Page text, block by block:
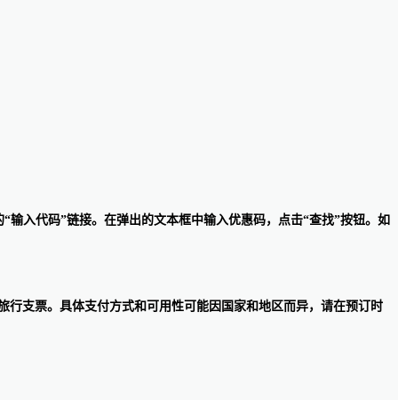
入代码”链接。在弹出的文本框中输入优惠码，点击“查找”按钮。如
行支票。具体支付方式和可用性可能因国家和地区而异，请在预订时